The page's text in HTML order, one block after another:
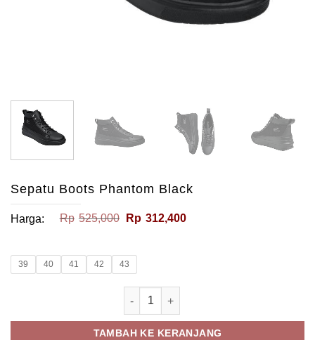
Sepatu Boots Phantom Black
Harga: Rp 525,000 Harga
Rp 312,400Harga
39 40 41 42 43
Kuantitas Sepatu Boots Phantom
TAMBAH KE KERANJANG